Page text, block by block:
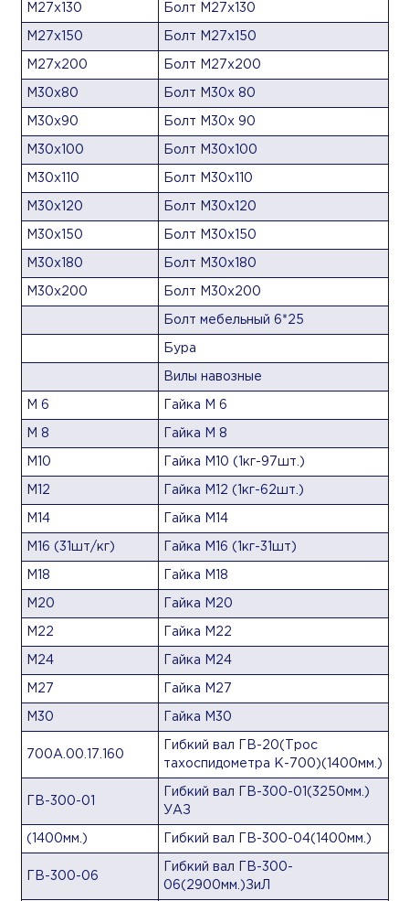
М27х130 Болт М27х130
М27х150 Болт М27х150
М27х200 Болт М27х200
М30х80 Болт М30х 80
М30х90 Болт М30х 90
М30х100 Болт М30х100
М30х110 Болт М30х110
М30х120 Болт М30х120
М30х150 Болт М30х150
М30х180 Болт М30х180
М30х200 Болт М30х200
Болт мебельный 6*25
Бура
Вилы навозные
М 6 Гайка М 6
М 8 Гайка М 8
М10 Гайка М10 (1кг-97шт.)
М12 Гайка М12 (1кг-62шт.)
М14 Гайка М14
М16 (31шт/кг) Гайка М16 (1кг-31шт)
М18 Гайка М18
М20 Гайка М20
М22 Гайка М22
М24 Гайка М24
М27 Гайка М27
М30 Гайка М30
700А.00.17.160
Гибкий вал ГВ-20(Трос
тахоспидометра К-700)(1400мм.)
ГВ-300-01
Гибкий вал ГВ-300-01(3250мм.)
УАЗ
(1400мм.) Гибкий вал ГВ-300-04(1400мм.)
ГВ-300-06
Гибкий вал ГВ-300-
06(2900мм.)ЗиЛ